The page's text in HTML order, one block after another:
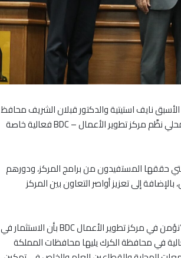
نايف استيتية والدكتور قبلان الشريف محافظ
الكرك ونخبة من الشخصيات الوطنية والشركاء والداعمين والمجتمع المحلي نظَّم مركز تطوير الأعمال – BDC فعالية خاصة
حققها المستفيدون من برامج المركز، ودورهم
إلى تعزيز أواصر التعاون بين المركز
وقال نايف استيتية وزير العمل السابق ومؤسس مركز تطوير الأعمال: “نؤمن في مركز تطوير الأعمال BDC بأن الاستثمار في
في محافظة الكرك يليها محافظات المملكة